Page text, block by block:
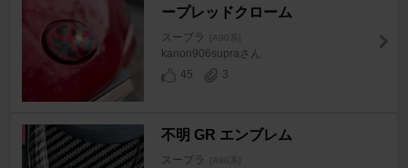
ープレッドクローム
スープラ [A90系]
kanon906supraさん
45
3
不明 GR エンブレム
スープラ [A90系]